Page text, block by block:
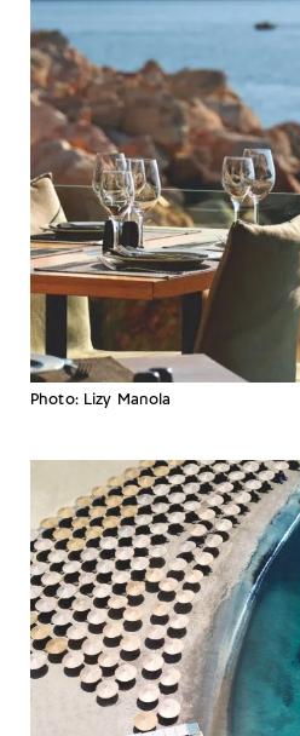
Photo: Lizy Manola